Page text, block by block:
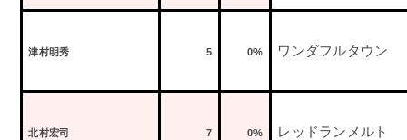
津村明秀 5 0% ワンダフルタウン
北村宏司 7 0% レッドランメルト